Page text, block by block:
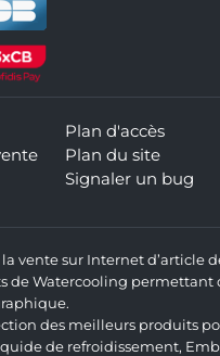
Plan d'accès
Plan du site
Signaler un bug
vente sur Internet
Watercooling permettant
des meilleurs produits
de refroidissement,